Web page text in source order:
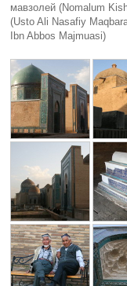
мавзолей (Nomalum
(Usto Ali Nasafiy
Ibn Abbos Majmuasi)